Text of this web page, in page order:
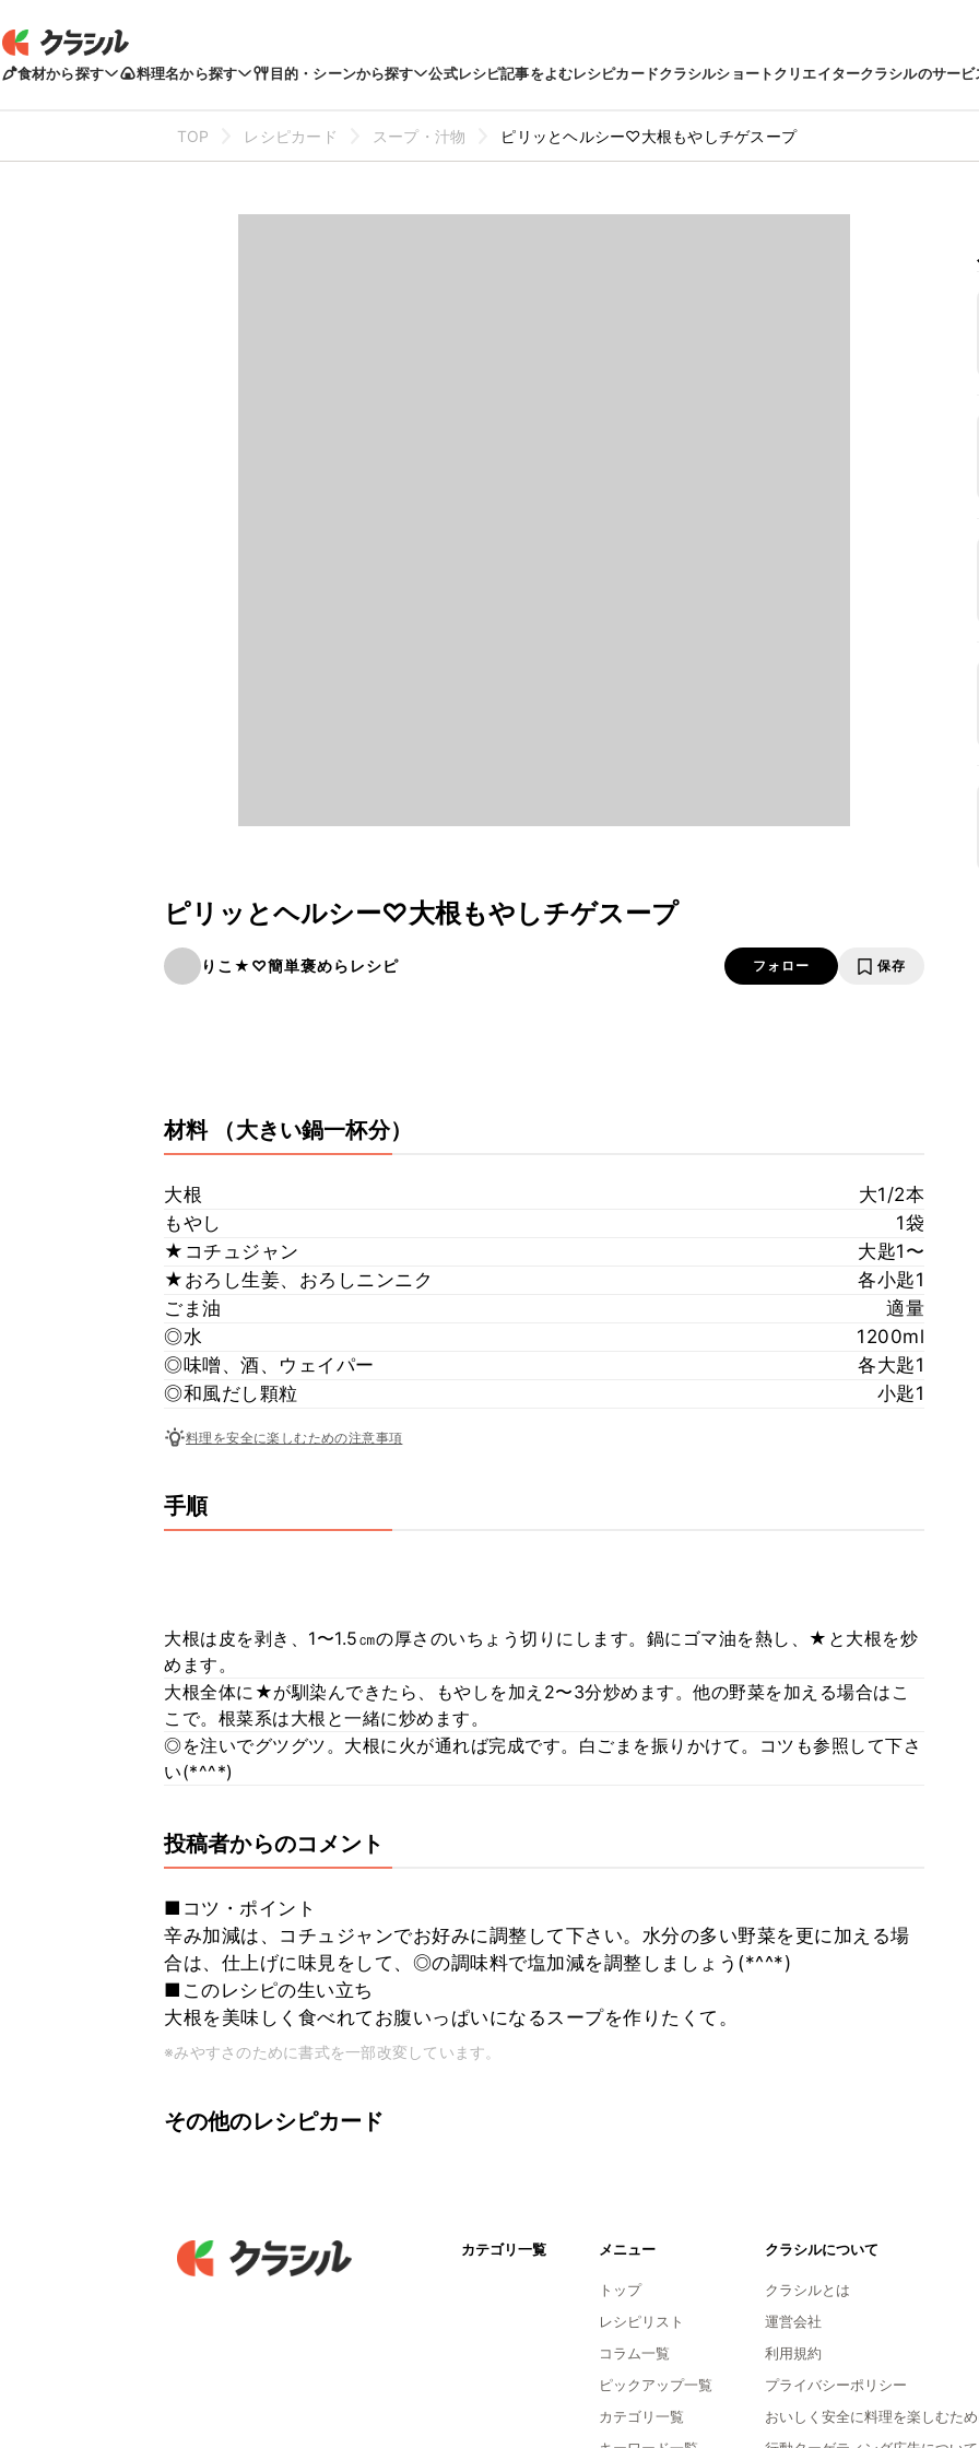
食材から探す 料理名から探す 目的・シーンから探す 公式レシピ記事をよむレシピカードクラシルショートクリエイタークラシルのサービ
TOP レシピカード スープ・汁物 ピリッとヘルシー♡大根もやしチゲスープ
ピリッとヘルシー♡大根もやしチゲスープ
りこ★♡簡単褒めらレシピ フォロー 保存
材料 （大きい鍋一杯分）
大根
大1/2本
もやし
1袋
★コチュジャン
大匙1〜
★おろし生姜、おろしニンニク
各小匙1
ごま油
適量
◎水
1200ml
◎味噌、酒、ウェイパー
各大匙1
◎和風だし顆粒
小匙1
料理を安全に楽しむための注意事項
手順
大根は皮を剥き、1〜1.5㎝の厚さのいちょう切りにします。鍋にゴマ油を熱し、★と大根を炒
めます。
大根全体に★が馴染んできたら、もやしを加え2〜3分炒めます。他の野菜を加える場合はこ
こで。根菜系は大根と一緒に炒めます。
◎を注いでグツグツ。大根に火が通れば完成です。白ごまを振りかけて。コツも参照して下さ
い(*^^*)
投稿者からのコメント
■コツ・ポイント
辛み加減は、コチュジャンでお好みに調整して下さい。水分の多い野菜を更に加える場
合は、仕上げに味見をして、◎の調味料で塩加減を調整しましょう(*^^*)
■このレシピの生い立ち
大根を美味しく食べれてお腹いっぱいになるスープを作りたくて。
※みやすさのために書式を一部改変しています。
その他のレシピカード
カテゴリ一覧 メニュー
トップ
レシピリスト
コラム一覧
ピックアップ一覧
カテゴリ一覧
クラシルについて
クラシルとは
運営会社
利用規約
プライバシーポリシー
おいしく安全に料理を楽しむため